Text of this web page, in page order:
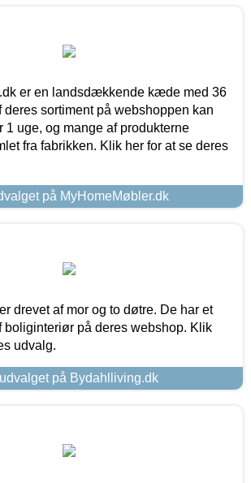
er en landsdækkende kæde med 36
deres sortiment på webshoppen kan
1 uge, og mange af produkterne
fra fabrikken. Klik her for at se deres
på MyHomeMøbler.dk
drevet af mor og to døtre. De har et
boliginteriør på deres webshop. Klik
udvalg.
på Bydahlliving.dk